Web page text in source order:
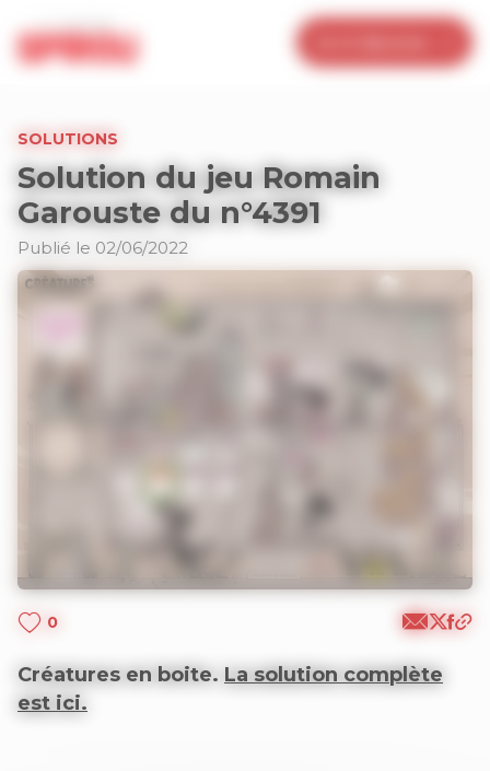
SOLUTIONS
Solution du jeu Romain
Garouste du n°4391
Publié le 02/06/2022
0
Créatures en boite. La solution complète
est ici.